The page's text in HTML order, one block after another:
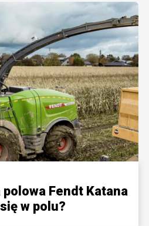
Fendt Katana
w polu?